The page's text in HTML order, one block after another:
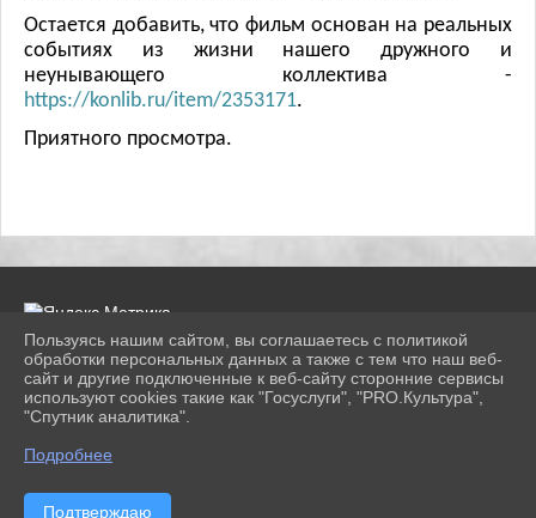
Остается добавить, что фильм основан на реальных
событиях из жизни нашего дружного и
неунывающего коллектива -
https://konlib.ru/item/2353171.
Приятного просмотра.
2026 г. konlib.ru
Вход
Карта сайта
Сделано на KubCMS
Разработка и поддержка
Пользуясь нашим сайтом, вы соглашаетесь с политикой
обработки персональных данных а также с тем что наш веб-
сайт и другие подключенные к веб-сайту сторонние сервисы
используют cookies такие как "Госуслуги", "PRO.Культура",
"Спутник аналитика".
Подробнее
Подтверждаю